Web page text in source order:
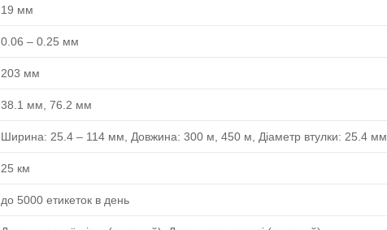
19 мм
0.06 ‒ 0.25 мм
203 мм
38.1 мм, 76.2 мм
Ширина: 25.4 ‒ 114 мм, Довжина: 300 м, 450 м, Діаметр втулки: 25.4 мм
25 км
до 5000 етикеток в день